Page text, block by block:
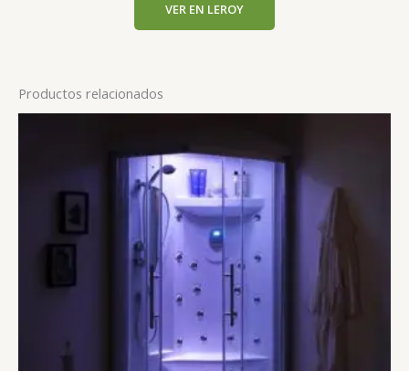
VER EN LEROY
Productos relacionados